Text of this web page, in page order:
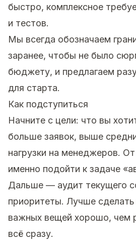
быстро, комплексное
и тестов.
Мы всегда обозначаем
заранее, чтобы не было
бюджету, и предлагаем
для старта.
Как подступиться
Начните с цели: что вы
больше заявок, выше
нагрузки на менеджеров. От
именно подойти к задаче
Дальше — аудит текущего
приоритеты. Лучше сделать
важных вещей хорошо, чем
всё сразу.